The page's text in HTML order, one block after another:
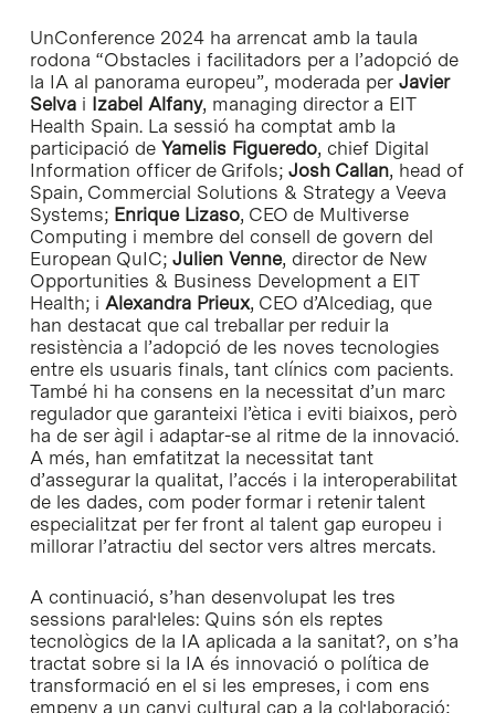
UnConference 2024 ha arrencat amb la taula
rodona “Obstacles i facilitadors per a l’adopció de
la IA al panorama europeu”, moderada perJavier
Selva i Izabel Alfany, managing director a EIT
Health Spain. La sessió ha comptat amb la
participació de Yamelis Figueredo, chief Digital
Information officer de Grifols; Josh Callan, head of
Spain, Commercial Solutions & Strategy a Veeva
Systems; Enrique Lizaso, CEO de Multiverse
Computing i membre del consell de govern del
European QuIC; Julien Venne, director de New
Opportunities & Business Development a EIT
Health; i Alexandra Prieux, CEO d’Alcediag, que
han destacat que cal treballar per reduir la
resistència a l’adopció de les noves tecnologies
entre els usuaris finals, tant clínics com pacients.
També hi ha consens en la necessitat d’un marc
regulador que garanteixi l’ètica i eviti biaixos, però
ha de ser àgil i adaptar-se al ritme de la innovació.
A més, han emfatitzat la necessitat tant
d’assegurar la qualitat, l’accés i la interoperabilitat
de les dades, com poder formar i retenir talent
especialitzat per fer front al talent gap europeu i
millorar l’atractiu del sector vers altres mercats.
A continuació, s’han desenvolupat les tres
sessions paral·leles: Quins són els reptes
tecnològics de la IA aplicada a la sanitat?, on s’ha
tractat sobre si la IA és innovació o política de
transformació en el si les empreses, i com ens
empeny a un canvi cultural cap a la col·laboració;